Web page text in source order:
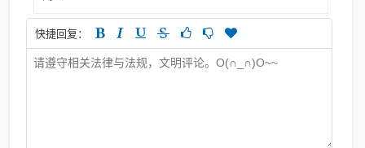
快捷回复：